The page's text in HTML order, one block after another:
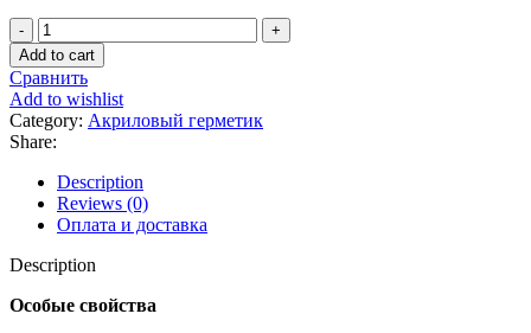
Add to cart
Сравнить
Add to wishlist
Category: Акриловый герметик
Share:
Description
Reviews (0)
Оплата и доставка
Description
Особые свойства